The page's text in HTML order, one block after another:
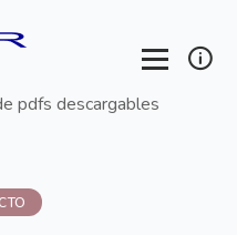
pdfs descargables